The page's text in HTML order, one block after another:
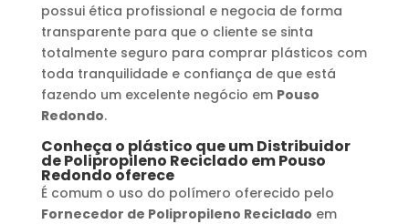
possui ética profissional e negocia de forma
transparente para que o cliente se sinta
totalmente seguro para comprar plásticos com
toda tranquilidade e confiança de que está
fazendo um excelente negócio em Pouso
Redondo.
Conheça o plástico que umDistribuidor
de Polipropileno Reciclado emPouso
Redondo oferece
É comum o uso do polímero oferecido pelo
Fornecedor de Polipropileno Reciclado em